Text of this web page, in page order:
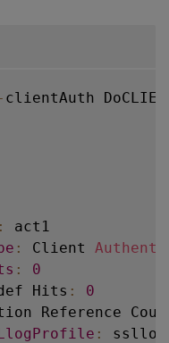
- clientAuth
:
act1
: Client
:
0
Hits
:
0
Reference
: